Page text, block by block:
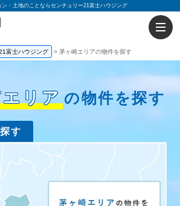
・土地のことならセンチュリー21富士ハウジング
富士ハウジング 茅ヶ崎エリアの物件を探す
リア の物件を探す
す